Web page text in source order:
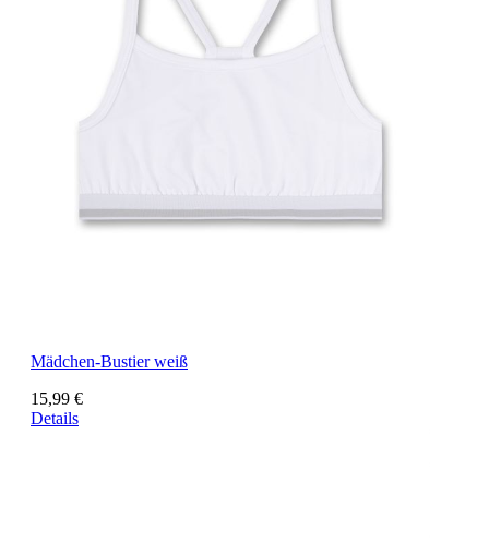
Mädchen-Bustier weiß
15,99 €
Details